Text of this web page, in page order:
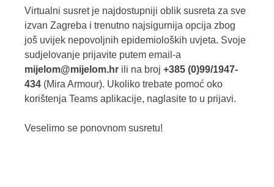
Virtualni susret je najdostupniji oblik susreta za sve
izvan Zagreba i trenutno najsigurnija opcija zbog
još uvijek nepovoljnih epidemioloških uvjeta. Svoje
sudjelovanje prijavite putem email-a
mijelom@mijelom.hr ili na broj +385 (0)99/1947-
434 (Mira Armour). Ukoliko trebate pomoć oko
korištenja Teams aplikacije, naglasite to u prijavi.
Veselimo se ponovnom susretu!